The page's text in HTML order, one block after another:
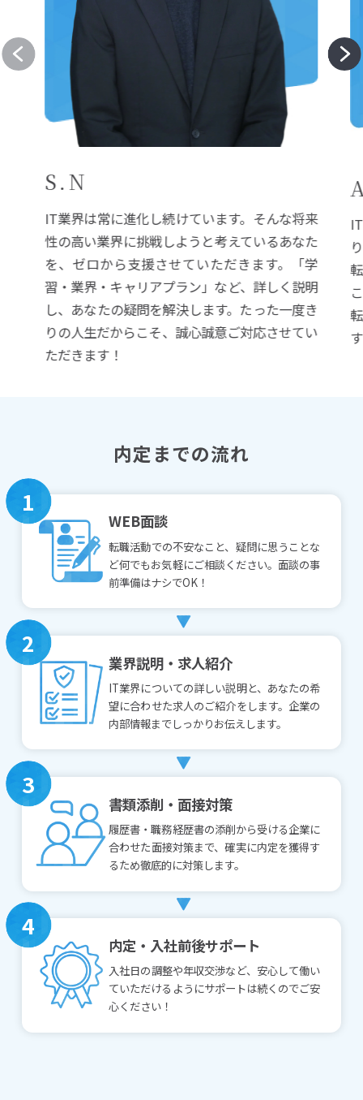
S.N
IT業界は常に進化し続けています。そんな将来
性の高い業界に挑戦しようと考えているあなた
を、ゼロから支援させていただきます。「学
習・業界・キャリアプラン」など、詳しく説明
し、あなたの疑問を解決します。たった一度き
りの人生だからこそ、誠心誠意ご対応させてい
ただきます！
内定までの流れ
1
WEB面談
転職活動での不安なこと、疑問に思うことな
ど何でもお気軽にご相談ください。面談の事
前準備はナシでOK！
2
業界説明・求人紹介
IT業界についての詳しい説明と、あなたの希
望に合わせた求人のご紹介をします。企業の
内部情報までしっかりお伝えします。
3
書類添削・面接対策
履歴書・職務経歴書の添削から受ける企業に
合わせた面接対策まで、確実に内定を獲得す
るため徹底的に対策します。
4
内定・入社前後サポート
入社日の調整や年収交渉など、安心して働い
ていただけるようにサポートは続くのでご安
心ください！